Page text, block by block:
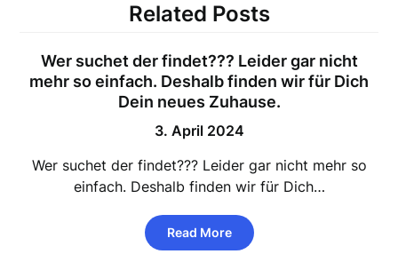
Related Posts
Wer suchet der findet??? Leider gar nicht
mehr so einfach. Deshalb finden wir für Dich
Dein neues Zuhause.
3. April 2024
Wer suchet der findet??? Leider gar nicht mehr so
einfach. Deshalb finden wir für Dich…
Read More